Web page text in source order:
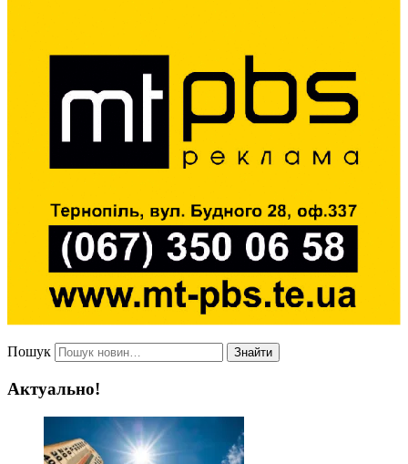
Пошук Знайти
Актуально!